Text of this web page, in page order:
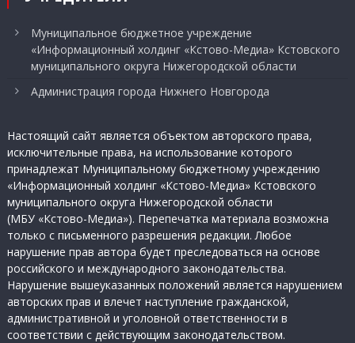
Муниципальное бюджетное учреждение
«Информационный холдинг «Кстово-Медиа» Кстовского
муниципального округа Нижегородской области
Администрация города Нижнего Новгорода
Настоящий сайт является объектом авторского права,
исключительные права, на использование которого
принадлежат Муниципальному бюджетному учреждению
«Информационный холдинг «Кстово-Медиа» Кстовского
муниципального округа Нижегородской области
(МБУ «Кстово-Медиа»). Перепечатка материала возможна
только с письменного разрешения редакции. Любое
нарушение прав автора будет преследоваться на основе
российского и международного законодательства.
Нарушение вышеуказанных положений является нарушением
авторских прав и влечет наступление гражданской,
административной и уголовной ответственности в
соответствии с действующим законодательством.